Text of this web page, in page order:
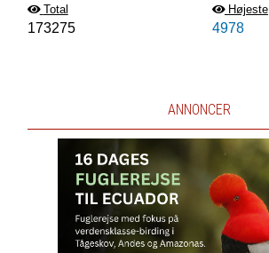
Total
173275
Højeste
4978
ANNONCER